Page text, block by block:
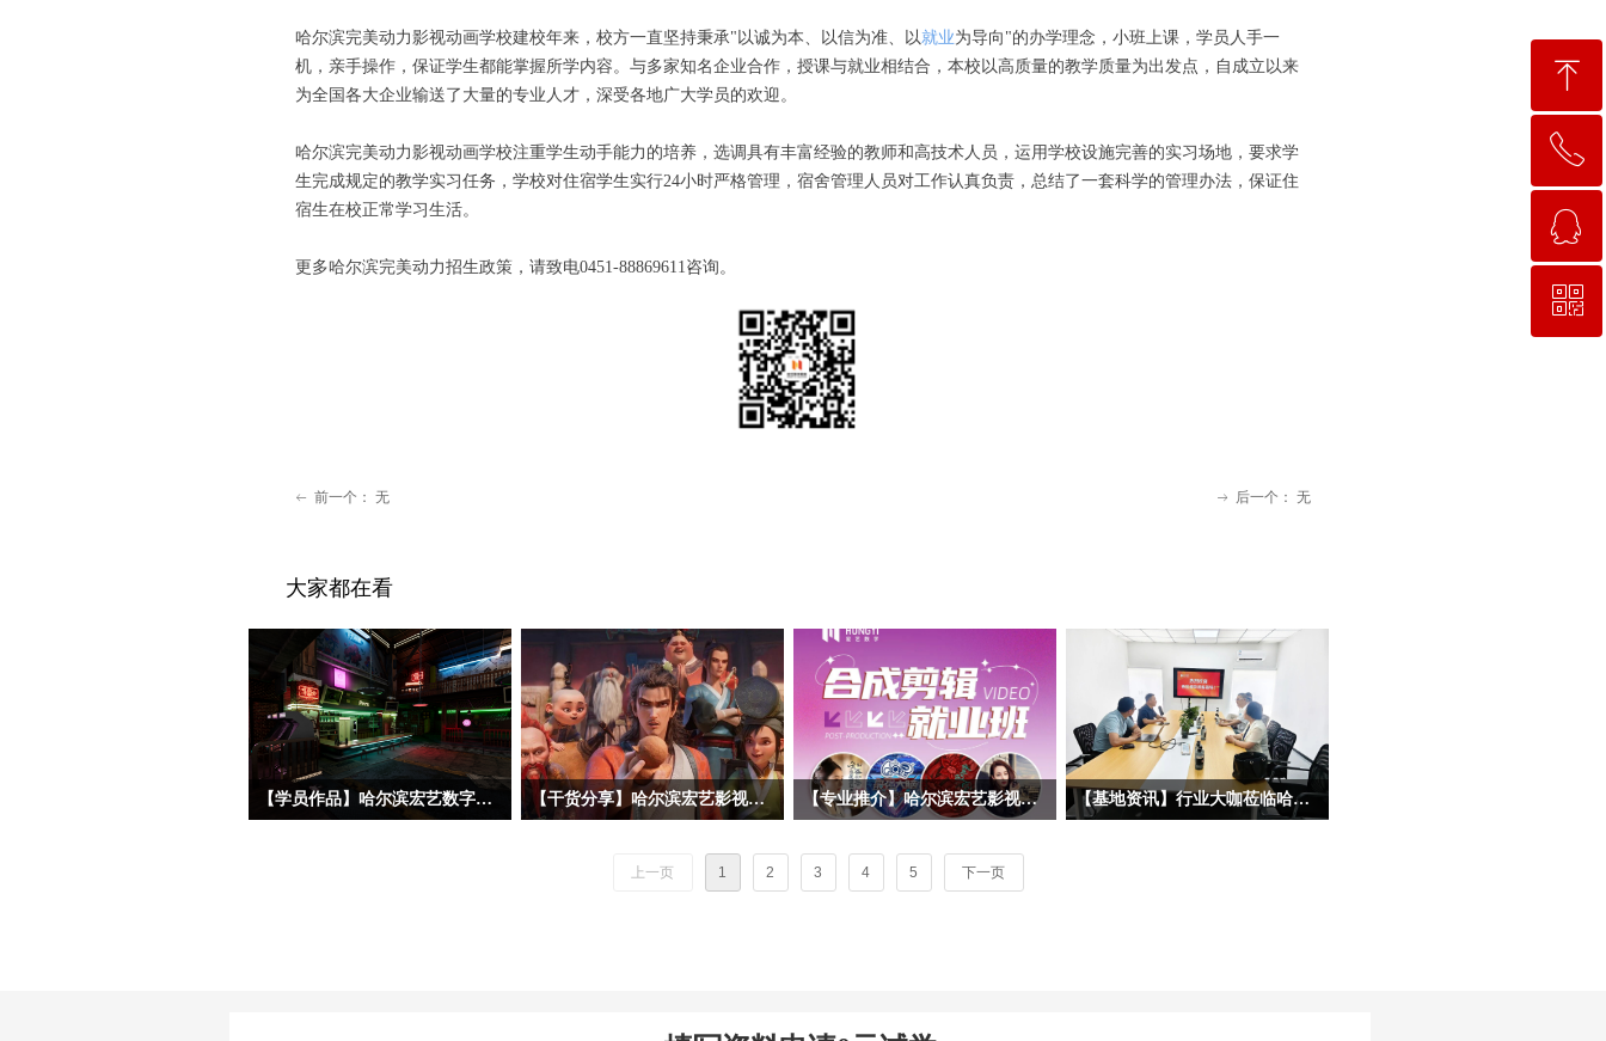
哈尔滨完美动力影视动画学校建校年来，校方一直坚持秉承"以诚为本、以信为准、以就业为导向"的办学理念，小班上课，学员人手一
机，亲手操作，保证学生都能掌握所学内容。与多家知名企业合作，授课与就业相结合，本校以高质量的教学质量为出发点，自成立以来
为全国各大企业输送了大量的专业人才，深受各地广大学员的欢迎。
哈尔滨完美动力影视动画学校注重学生动手能力的培养，选调具有丰富经验的教师和高技术人员，运用学校设施完善的实习场地，要求学
生完成规定的教学实习任务，学校对住宿学生实行24小时严格管理，宿舍管理人员对工作认真负责，总结了一套科学的管理办法，保证住
宿生在校正常学习生活。
更多哈尔滨完美动力招生政策，请致电0451-88869611咨询。
ꂃ 前一个： 无 ꁹ 后一个： 无
【学员作品】哈尔滨宏艺数字基地学员三维作品——初级材质 【干货分享】哈尔滨宏艺影视动画学校拆解暑期黑马《八仙！》幕后阵容！动画专业学子求职必看动画公司清单
很多同学沉浸在八仙的奇幻故事、精良
的3D动画画面之中。作为动画学习
品宣发全链条企业，整理每家公司所在
【专业推介】哈尔滨宏艺影视动画学校影视后期合成剪辑专业——一站式解锁就业技能，实战教学赋能，开启影视职业道路！
业的爆发式增长，后期合成剪辑已成为
数字内容产业的核心技能之一。哈尔滨
者，应往届高校毕业生，还是希望转行
【基地资讯】行业大咖莅临哈尔滨宏艺数字基地考察，共启IP合作新征程
上一页 1 2 3 4 5 下一页
大家都在看
ꁸ
回到顶部
ꂅ
15663781638
ꁗ
QQ客服
ꀥ